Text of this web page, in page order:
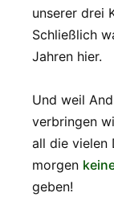
unserer drei
Schließlich
Jahren hier.
Und weil
verbringen
all die vielen
morgen
geben!